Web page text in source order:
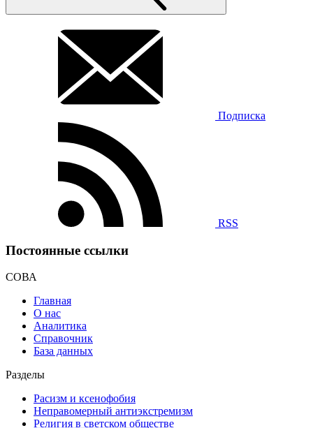
Подписка
RSS
Постоянные ссылки
СОВА
Главная
О нас
Аналитика
Справочник
База данных
Разделы
Расизм и ксенофобия
Неправомерный антиэкстремизм
Религия в светском обществе